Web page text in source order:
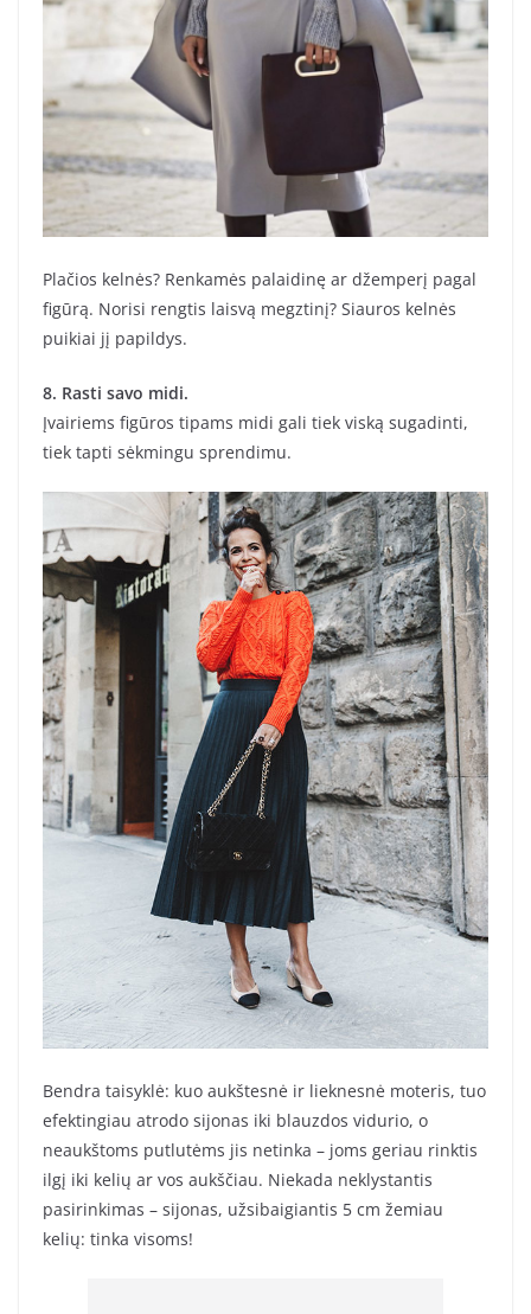
Plačios kelnės? Renkamės palaidinę ar džemperį pagal
figūrą. Norisi rengtis laisvą megztinį? Siauros kelnės
puikiai jį papildys.
8. Rasti savo midi.
Įvairiems figūros tipams midi gali tiek viską sugadinti,
tiek tapti sėkmingu sprendimu.
Bendra taisyklė: kuo aukštesnė ir lieknesnė moteris, tuo
efektingiau atrodo sijonas iki blauzdos vidurio, o
neaukštoms putlutėms jis netinka – joms geriau rinktis
ilgį iki kelių ar vos aukščiau. Niekada neklystantis
pasirinkimas – sijonas, užsibaigiantis 5 cm žemiau
kelių: tinka visoms!